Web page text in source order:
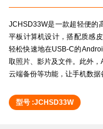
JCHSD33W是一款超轻便的
平板计算机设计，搭配质感
轻松快速地在USB-C的
取照片、影片及文件。此外
云端备份等功能，让手机数据
型号 :JCHSD33W